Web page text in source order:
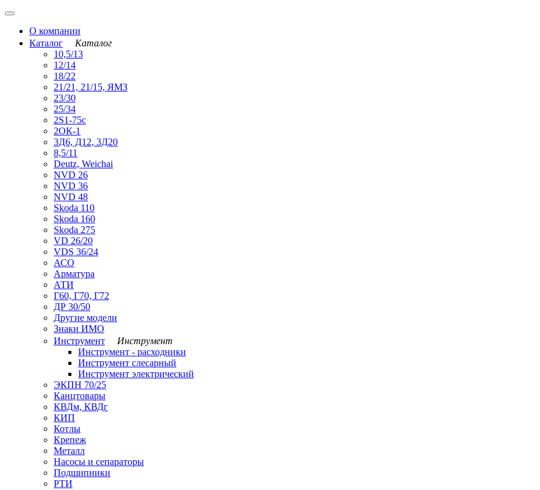
О компании
Каталог
Каталог
10,5/13
12/14
18/22
21/21, 21/15, ЯМЗ
23/30
25/34
2S1-75с
2ОК-1
3Д6, Д12, 3Д20
8,5/11
Deutz, Weichai
NVD 26
NVD 36
NVD 48
Skoda 110
Skoda 160
Skoda 275
VD 26/20
VDS 36/24
АСО
Арматура
АТИ
Г60, Г70, Г72
ДР 30/50
Другие модели
Знаки ИМО
Инструмент
Инструмент
Инструмент - расходники
Инструмент слесарный
Инструмент электрический
ЭКПН 70/25
Канцтовары
КВДм, КВДг
КИП
Котлы
Крепеж
Металл
Насосы и сепараторы
Подшипники
РТИ